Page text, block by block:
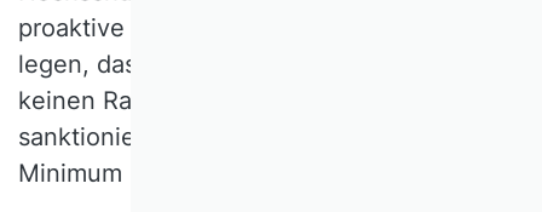
proaktive Schaffen eines Arbeitsumfelds zu
legen, das für destruktive Machtdynamiken
keinen Raum bietet, sodass
sanktionierende Maßnahmen auf ein
Minimum reduziert werden können.